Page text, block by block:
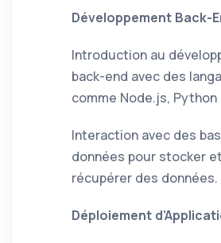
Développement Back-
Introduction au
back-end avec des
comme Node.js, Python
Interaction avec des
données pour stocker et
récupérer des données.
Déploiement